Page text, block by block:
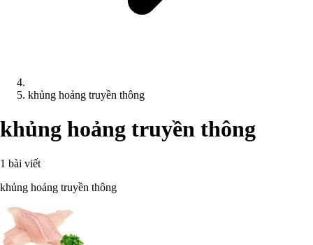
khủng hoảng truyền thông
khủng hoảng truyền thông
1 bài viết
khủng hoảng truyền thông